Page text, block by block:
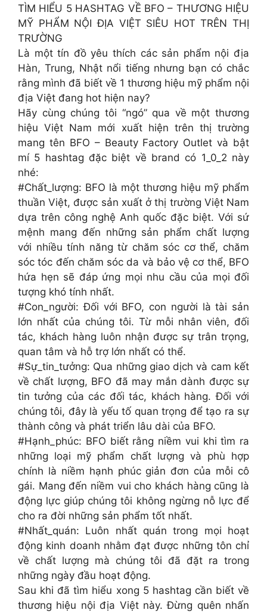
TÌM HIỂU 5 HASHTAG VỀ BFO – THƯƠNG HIỆU
MỸ PHẨM NỘI ĐỊA VIỆT SIÊU HOT TRÊN THỊ
TRƯỜNG
Là một tín đồ yêu thích các sản phẩm nội địa
Hàn, Trung, Nhật nổi tiếng nhưng bạn có chắc
rằng mình đã biết về 1 thương hiệu mỹ phẩm nội
địa Việt đang hot hiện nay?
Hãy cùng chúng tôi “ngó” qua về một thương
hiệu Việt Nam mới xuất hiện trên thị trường
mang tên BFO – Beauty Factory Outlet và bật
mí 5 hashtag đặc biệt về brand có 1_0_2 này
nhé:
#Chất_lượng: BFO là một thương hiệu mỹ phẩm
thuần Việt, được sản xuất ở thị trường Việt Nam
dựa trên công nghệ Anh quốc đặc biệt. Với sứ
mệnh mang đến những sản phẩm chất lượng
với nhiều tính năng từ chăm sóc cơ thể, chăm
sóc tóc đến chăm sóc da và bảo vệ cơ thể, BFO
hứa hẹn sẽ đáp ứng mọi nhu cầu của mọi đối
tượng khó tính nhất.
#Con_người: Đối với BFO, con người là tài sản
lớn nhất của chúng tôi. Từ mỗi nhân viên, đối
tác, khách hàng luôn nhận được sự trân trọng,
quan tâm và hỗ trợ lớn nhất có thể.
#Sự_tin_tưởng: Qua những giao dịch và cam kết
về chất lượng, BFO đã may mắn dành được sự
tin tưởng của các đối tác, khách hàng. Đối với
chúng tôi, đây là yếu tố quan trọng để tạo ra sự
thành công và phát triển lâu dài của BFO.
#Hạnh_phúc: BFO biết rằng niềm vui khi tìm ra
những loại mỹ phẩm chất lượng và phù hợp
chính là niềm hạnh phúc giản đơn của mỗi cô
gái. Mang đến niềm vui cho khách hàng cũng là
động lực giúp chúng tôi không ngừng nỗ lực để
cho ra đời những sản phẩm tốt nhất.
#Nhất_quán: Luôn nhất quán trong mọi hoạt
động kinh doanh nhằm đạt được những tôn chỉ
về chất lượng mà chúng tôi đã đặt ra trong
những ngày đầu hoạt động.
Sau khi đã tìm hiểu xong 5 hashtag cần biết về
thương hiệu nội địa Việt này. Đừng quên nhấn